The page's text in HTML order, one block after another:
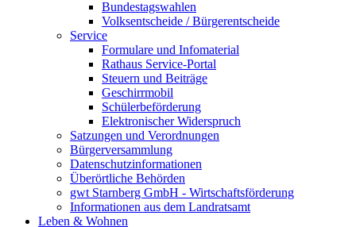
Bundestagswahlen
Volksentscheide / Bürgerentscheide
Service
Formulare und Infomaterial
Rathaus Service-Portal
Steuern und Beiträge
Geschirrmobil
Schülerbeförderung
Elektronischer Widerspruch
Satzungen und Verordnungen
Bürgerversammlung
Datenschutzinformationen
Überörtliche Behörden
gwt Starnberg GmbH - Wirtschaftsförderung
Informationen aus dem Landratsamt
Leben & Wohnen